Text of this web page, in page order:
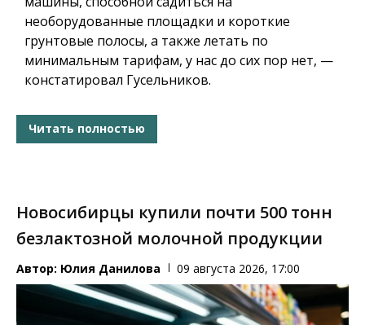
необорудованные площадки и короткие
грунтовые полосы, а также летать по
минимальным тарифам, у нас до сих пор нет, —
констатировал Гусельников.
Читать полностью
Новосибирцы купили почти 500 тонн
безлактозной молочной продукции
Автор: Юлия Данилова 09 августа 2026, 17:00